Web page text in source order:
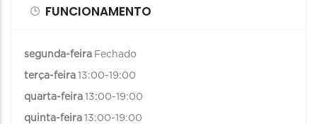
FUNCIONAMENTO
segunda-feira Fechado
terça-feira 13:00-19:00
quarta-feira 13:00-19:00
quinta-feira 13:00-19:00